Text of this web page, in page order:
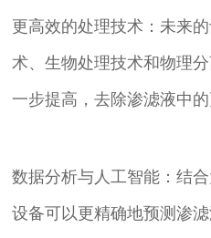
更高效的处理技术：未来
术、生物处理技术和物理
一步提高，去除渗滤液中的
数据分析与人工智能：结
设备可以更精确地预测渗